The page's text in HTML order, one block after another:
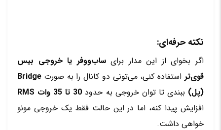
نکته حرفه‌ای:
اگر بخوای از این مدار برایساب‌ووفر یا خروجی بیس
قوی‌تر استفاده کنی، می‌تونی دو کانال را به صورت Bridge
(پل) ببندی تا توان خروجی به حدود 30 تا 35 وات RMS
افزایش پیدا کنه، اما در این حالت فقط یک خروجی مونو
خواهی داشت.